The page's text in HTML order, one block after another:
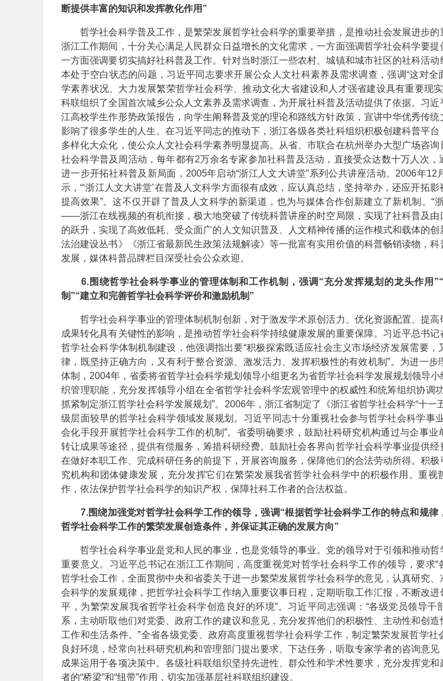
断提供丰富的知识和发挥教化作用”
哲学社会科学普及工作，是繁荣发展哲学社会科学的重要举措，是推动社会发展进步的
浙江工作期间，十分关心满足人民群众日益增长的文化需求，一方面强调哲学社会科学要
一方面强调要切实搞好社科普及工作。针对当时浙江一些农村、城镇和城市社区的社科活
本处于空白状态的问题，习近平同志要求开展公众人文社科素养及需求调查，强调“这对全
学素养状况、大力发展繁荣哲学社会科学、推动文化大省建设和人才强省建设具有重要现
科联组织了全国首次城乡公众人文素养及需求调查，为开展社科普及活动提供了依据。习
江高校学生作形势政策报告，向学生阐释普及党的理论和路线方针政策，宣讲中华优秀传统
影响了很多学生的人生。在习近平同志的推动下，浙江各级各类社科组织积极创建科普平
多样化大众化，使公众人文社会科学素养明显提高。从省、市联合在杭州举办大型广场咨
社会科学普及周活动，每年都有2万余名专家参加社科普及活动，直接受众达数十万人次，
进一步开拓社科普及新局面，2005年启动“浙江人文大讲堂”系列公共讲座活动。2006年12
示，“‘浙江人文大讲堂’在普及人文科学方面很有成效，应认真总结，坚持举办，还应开拓影
提高效果”。这不仅开辟了普及人文科学的新渠道，也为与媒体合作创新建立了新机制。“
——浙江在线视频的有机衔接，极大地突破了传统科普讲座的时空局限，实现了社科普及由
的跃升，实现了高效低耗、受众面广的人文知识普及、人文精神传播的运作模式和载体的
法治建设丛书》《浙江省最新民生政策法规解读》等一批富有实用价值的科普畅销读物，
发展，媒体科普品牌栏目深受社会公众欢迎。
6.围绕哲学社会科学事业的管理体制和工作机制，强调“充分发挥规划的龙头作用
制”“建立和完善哲学社会科学评价和激励机制”
哲学社会科学事业的管理体制机制创新，对于激发学术原创活力、优化资源配置、提高
成果转化具有关键性的影响，是推动哲学社会科学持续健康发展的重要保障。习近平总书
哲学社会科学体制机制建设，他强调指出要“积极探索既适应社会主义市场经济发展需要，
律，既坚持正确方向，又有利于整合资源、激发活力、发挥积极性的有效机制”。为进一步
体制，2004年，省委将省哲学社会科学规划领导小组更名为省哲学社会科学发展规划领导
织管理职能，充分发挥领导小组在全省哲学社会科学宏观管理中的权威性和统筹组织协调
抓紧制定浙江哲学社会科学发展规划”。2006年，浙江省制定了《浙江省哲学社会科学“十一
级层面较早的哲学社会科学领域发展规划。习近平同志十分重视社会参与哲学社会科学事
会化手段开展哲学社会科学工作的机制”。省委明确要求，鼓励社科研究机构通过与企事业
转让成果等途径，提供有偿服务，筹措科研经费。鼓励社会各界向哲学社会科学事业提供
在做好本职工作、完成科研任务的前提下，开展咨询服务，保障他们的合法劳动所得。积
究机构和团体健康发展，充分发挥它们在繁荣发展我省哲学社会科学中的积极作用。重视
作，依法保护哲学社会科学的知识产权，保障社科工作者的合法权益。
7.围绕加强党对哲学社会科学工作的领导，强调“根据哲学社会科学工作的特点和规律
哲学社会科学工作的繁荣发展创造条件，并保证其正确的发展方向”
哲学社会科学事业是党和人民的事业，也是党领导的事业。党的领导对于引领和推动哲
重要意义。习近平总书记在浙江工作期间，高度重视党对哲学社会科学工作的领导，要求“
哲学社会工作，全面贯彻中央和省委关于进一步繁荣发展哲学社会科学的意见，认真研究
会科学的发展规律，把哲学社会科学工作纳入重要议事日程，定期听取工作汇报，不断改
平，为繁荣发展我省哲学社会科学创造良好的环境”。习近平同志强调：“各级党员领导干
系，主动听取他们对党委、政府工作的建议和意见，充分发挥他们的积极性、主动性和创造
工作和生活条件。”全省各级党委、政府高度重视哲学社会科学工作，制定繁荣发展哲学社
良好环境，经常向社科研究机构和管理部门提出要求、下达任务，听取专家学者的咨询意
成果运用于各项决策中。各级社科联组织坚持先进性、群众性和学术性要求，充分发挥党
者的“桥梁”和“纽带”作用，切实加强基层社科联组织建设。